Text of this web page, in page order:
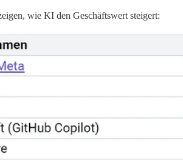
wie KI den Geschäftswert steigert: